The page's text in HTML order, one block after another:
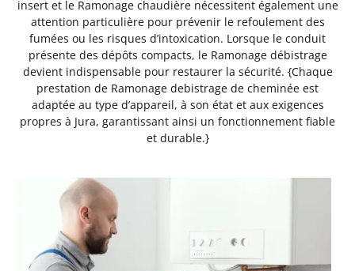
insert et le Ramonage chaudière nécessitent également une
attention particulière pour prévenir le refoulement des
fumées ou les risques d’intoxication. Lorsque le conduit
présente des dépôts compacts, le Ramonage débistrage
devient indispensable pour restaurer la sécurité. {Chaque
prestation de Ramonage debistrage de cheminée est
adaptée au type d’appareil, à son état et aux exigences
propres à Jura, garantissant ainsi un fonctionnement fiable
et durable.}